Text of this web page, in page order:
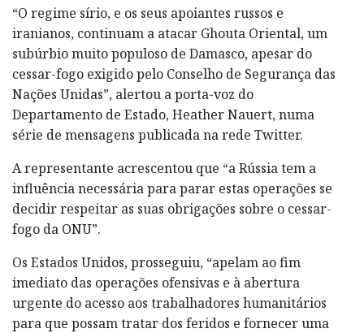
“O regime sírio, e os seus apoiantes russos e
iranianos, continuam a atacar Ghouta Oriental, um
subúrbio muito populoso de Damasco, apesar do
cessar-fogo exigido pelo Conselho de Segurança das
Nações Unidas”, alertou a porta-voz do
Departamento de Estado, Heather Nauert, numa
série de mensagens publicada na rede Twitter.
A representante acrescentou que “a Rússia tem a
influência necessária para parar estas operações se
decidir respeitar as suas obrigações sobre o cessar-
fogo da ONU”.
Os Estados Unidos, prosseguiu, “apelam ao fim
imediato das operações ofensivas e à abertura
urgente do acesso aos trabalhadores humanitários
para que possam tratar dos feridos e fornecer uma